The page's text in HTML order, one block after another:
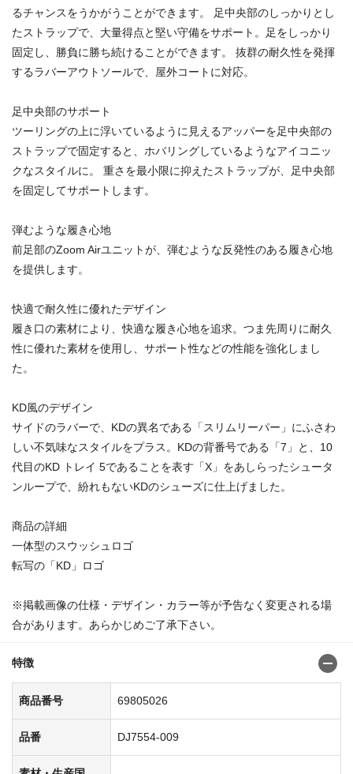
るチャンスをうかがうことができます。 足中央部のしっかりとし
たストラップで、大量得点と堅い守備をサポート。足をしっかり
固定し、勝負に勝ち続けることができます。 抜群の耐久性を発揮
するラバーアウトソールで、屋外コートに対応。
足中央部のサポート
ツーリングの上に浮いているように見えるアッパーを足中央部の
ストラップで固定すると、ホバリングしているようなアイコニッ
クなスタイルに。 重さを最小限に抑えたストラップが、足中央部
を固定してサポートします。
弾むような履き心地
前足部のZoom Airユニットが、弾むような反発性のある履き心地
を提供します。
快適で耐久性に優れたデザイン
履き口の素材により、快適な履き心地を追求。つま先周りに耐久
性に優れた素材を使用し、サポート性などの性能を強化しまし
た。
KD風のデザイン
サイドのラバーで、KDの異名である「スリムリーパー」にふさわ
しい不気味なスタイルをプラス。KDの背番号である「7」と、10
代目のKD トレイ 5であることを表す「X」をあしらったシュータ
ンループで、紛れもないKDのシューズに仕上げました。
商品の詳細
一体型のスウッシュロゴ
転写の「KD」ロゴ
※掲載画像の仕様・デザイン・カラー等が予告なく変更される場
合があります。あらかじめご了承下さい。
特徴
商品番号 69805026
品番 DJ7554-009